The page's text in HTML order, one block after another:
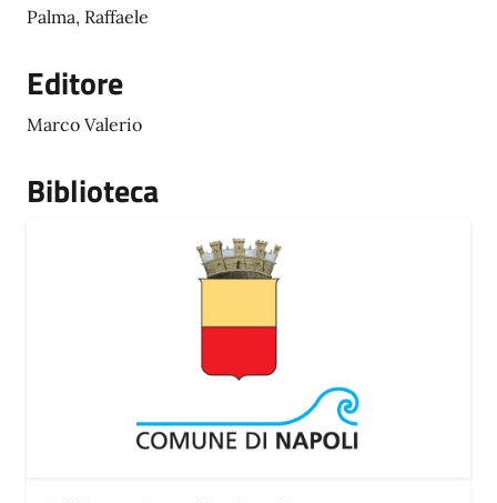
Palma, Raffaele
Editore
Marco Valerio
Biblioteca